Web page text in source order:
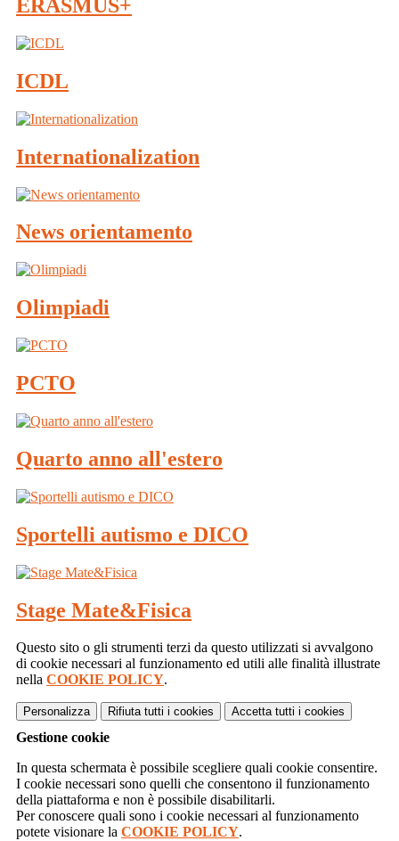
ERASMUS+
ICDL
Internationalization
News orientamento
Olimpiadi
PCTO
Quarto anno all'estero
Sportelli autismo e DICO
Stage Mate&Fisica
Questo sito o gli strumenti terzi da questo utilizzati si avvalgono
di cookie necessari al funzionamento ed utili alle finalità illustrate
nella COOKIE POLICY.
Personalizza Rifiuta tutti i cookies Accetta tutti i cookies
Gestione cookie
In questa schermata è possibile scegliere quali cookie consentire.
I cookie necessari sono quelli che consentono il funzionamento
della piattaforma e non è possibile disabilitarli.
Per conoscere quali sono i cookie necessari al funzionamento
potete visionare la COOKIE POLICY.